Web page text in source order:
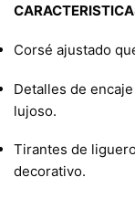
Corsé ajustado
Detalles de
lujoso.
Tirantes de
decorativo.